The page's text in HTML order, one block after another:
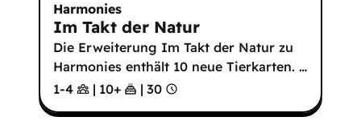
Harmonies
Im Takt der Natur
Die Erweiterung Im Takt der Natur zu
Harmonies enthält 10 neue Tierkarten. …
1-4
| 10+ | 30